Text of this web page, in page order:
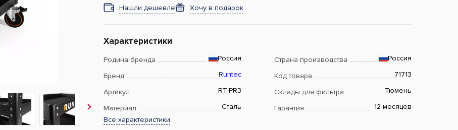
Нашли дешевле Хочу в подарок
Характеристики
Родина бренда Россия Страна производства Россия
Бренд Runtec Код товара 71713
Артикул RT-PR3 Склады для фильтра Тюмень
Материал Сталь Гарантия
12 месяцев
Все характеристики